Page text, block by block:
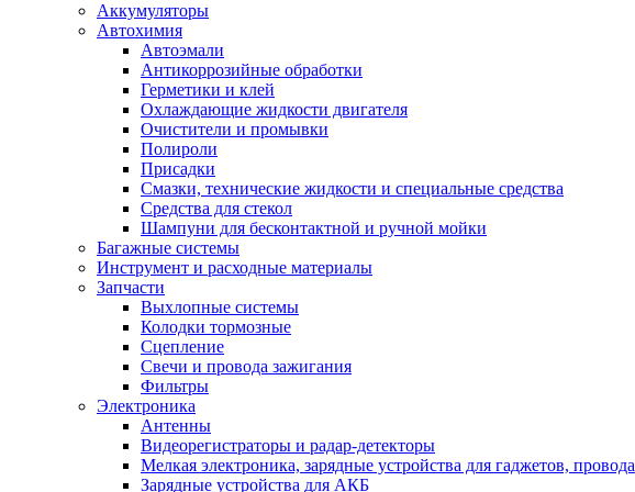
Аккумуляторы
Автохимия
Автоэмали
Антикоррозийные обработки
Герметики и клей
Охлаждающие жидкости двигателя
Очистители и промывки
Полироли
Присадки
Смазки, технические жидкости и специальные средства
Средства для стекол
Шампуни для бесконтактной и ручной мойки
Багажные системы
Инструмент и расходные материалы
Запчасти
Выхлопные системы
Колодки тормозные
Сцепление
Свечи и провода зажигания
Фильтры
Электроника
Антенны
Видеорегистраторы и радар-детекторы
Мелкая электроника, зарядные устройства для гаджетов, провода
Зарядные устройства для АКБ